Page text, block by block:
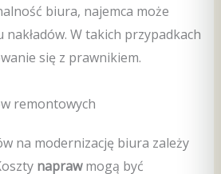
biura, najemca może
W takich przypadkach
się z prawnikiem.
remontowych
na modernizację biura zależy
naprawmogą być